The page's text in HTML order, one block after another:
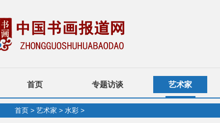
首页 专题访谈 艺术家
首页 > 艺术家 > 水彩 >